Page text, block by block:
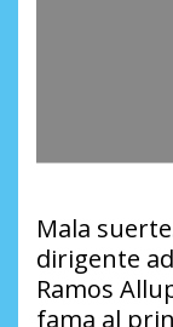
Mala
dirigente
Ramos
fama al